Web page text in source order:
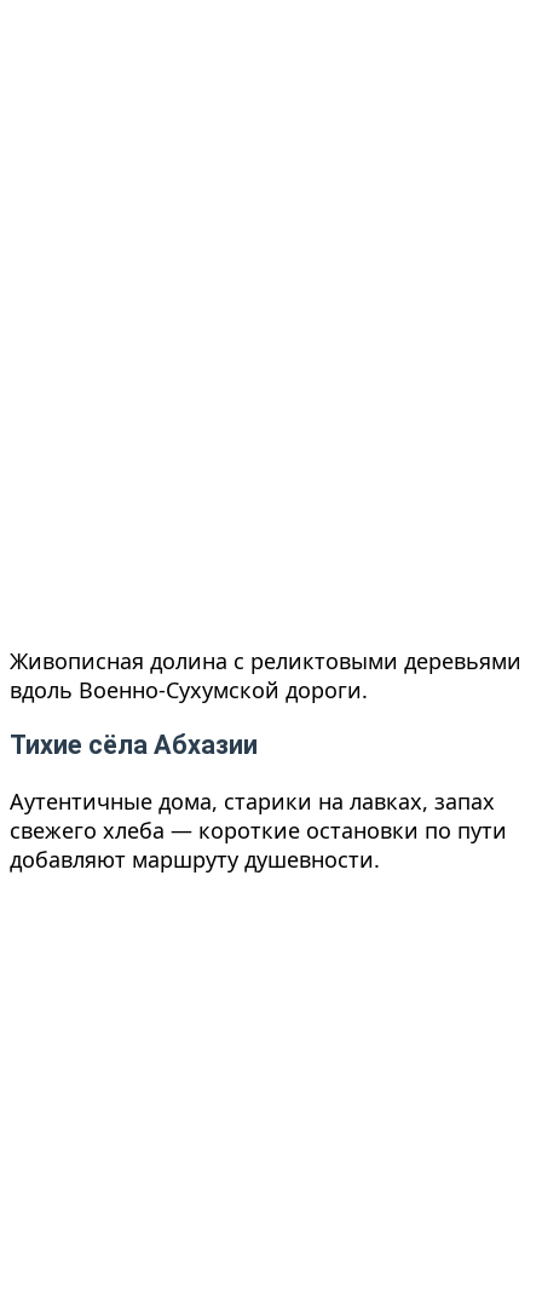
Живописная долина с реликтовыми деревьями
вдоль Военно-Сухумской дороги.
Тихие сёла Абхазии
Аутентичные дома, старики на лавках, запах
свежего хлеба — короткие остановки по пути
добавляют маршруту душевности.